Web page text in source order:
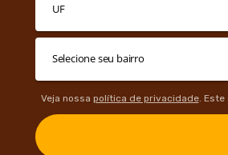
Veja nossa política de privacidade. Este